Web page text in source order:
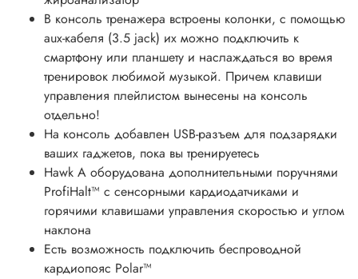
В консоль тренажера встроены колонки, с помощью
aux-кабеля (3.5 jack) их можно подключить к
смартфону или планшету и наслаждаться во время
тренировок любимой музыкой. Причем клавиши
управления плейлистом вынесены на консоль
отдельно!
На консоль добавлен USB-разъем для подзарядки
ваших гаджетов, пока вы тренируетесь
Hawk A оборудована дополнительными поручнями
ProfiHalt™ с сенсорными кардиодатчиками и
горячими клавишами управления скоростью и углом
наклона
Есть возможность подключить беспроводной
кардиопояс Polar™